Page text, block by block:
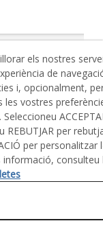
- Tots els drets
els nostres
de
i, opcionalment,
les vostres
per
per personalitzar
informació, consulteu